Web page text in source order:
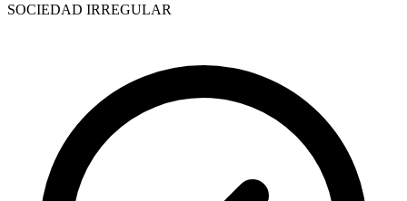
SOCIEDAD IRREGULAR